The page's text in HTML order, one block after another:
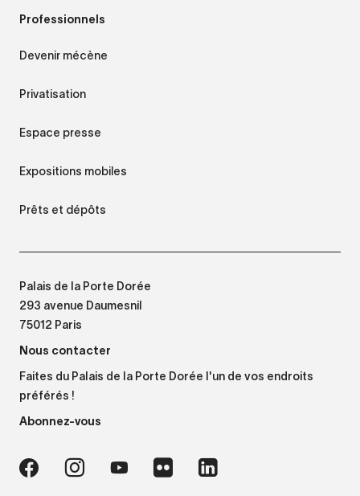
Professionnels
Devenir mécène
Privatisation
Espace presse
Expositions mobiles
Prêts et dépôts
Palais de la Porte Dorée
293 avenue Daumesnil
75012 Paris
Nous contacter
Faites du Palais de la Porte Dorée l'un de vos endroits
préférés !
Abonnez-vous